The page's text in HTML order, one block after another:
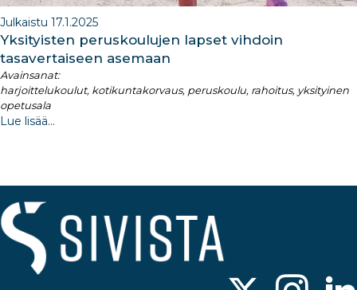
Julkaistu 17.1.2025
Yksityisten peruskoulujen lapset vihdoin
tasavertaiseen asemaan
Avainsanat:
harjoittelukoulut, kotikuntakorvaus, peruskoulu, rahoitus, yksityinen
opetusala
Lue lisää...